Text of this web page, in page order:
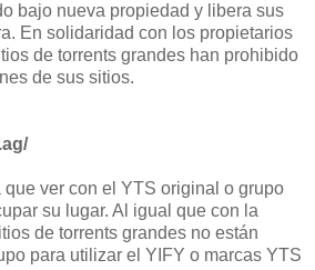
bajo nueva propiedad y libera sus
En solidaridad con los propietarios
de torrents grandes han prohibido
de sus sitios.
ver con el YTS original o grupo
su lugar. Al igual que con la
de torrents grandes no están
para utilizar el YIFY o marcas YTS